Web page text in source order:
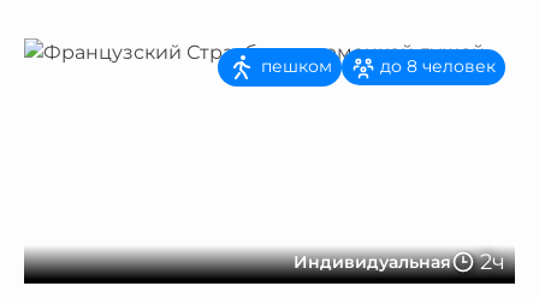
Индивидуальная 2ч
пешком до 8 человек